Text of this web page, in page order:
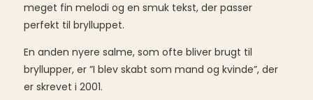
meget fin melodi og en smuk tekst, der passer
perfekt til brylluppet.
En anden nyere salme, som ofte bliver brugt til
bryllupper, er ”I blev skabt som mand og kvinde”, der
er skrevet i 2001.